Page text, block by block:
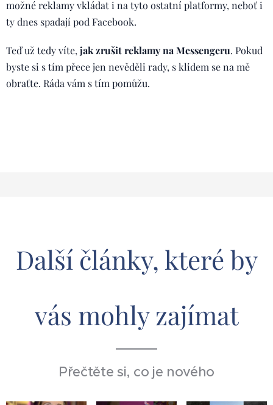
možné reklamy vkládat i na tyto ostatní platformy, neboť i
ty dnes spadají pod Facebook.
Teď už tedy víte, jak zrušit reklamy na Messengeru. Pokud
byste si s tím přece jen nevěděli rady, s klidem se na mě
obraťte. Ráda vám s tím pomůžu.
Další články, které by
vás mohly zajímat
Přečtěte si, co je nového